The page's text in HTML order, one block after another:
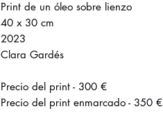
Print de un óleo sobre lienzo
40 x 30 cm
2023
Clara Gardés
Precio del print - 300 €
Precio del print enmarcado - 350 €